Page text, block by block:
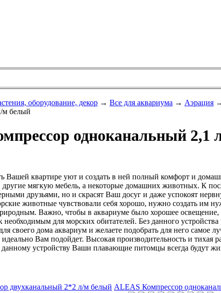
оборудование, декор → Все для аквариума → Аэрация
м белый
одноканальный 2,1
Вашей квартире уют и создать в ней полный комфорт и
другие мягкую мебель, а некоторые домашних животных. К
друзьями, но и скрасят Ваш досуг и даже успокоят
животные чувствовали себя хорошо, нужно создать им
Важно, чтобы в аквариуме было хорошее освещение,
необходимым для морских обитателей. Без данного
своего дома аквариум и желаете подобрать для него самое
идеально Вам подойдет. Высокая производительность и
данному устройству Ваши плавающие питомцы всегда будут
двухканальный 2*2 л/м белый ALEAS Компрессор